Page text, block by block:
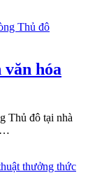
hóa
Thủ đô tại nhà
…